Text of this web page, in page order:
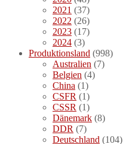
2021 (37)
2022 (26)
2023 (17)
2024 (3)
Produktionsland (998)
Australien (7)
Belgien (4)
China (1)
CSFR (1)
CSSR (1)
Dänemark (8)
DDR (7)
Deutschland (104)